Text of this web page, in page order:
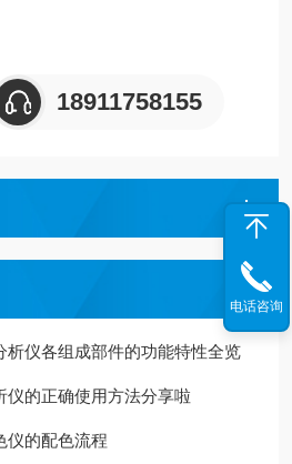
项目修订现有标准。
18911758155
析仪各组成部件的功能特性全览
仪的正确使用方法分享啦
仪的配色流程
电话咨询